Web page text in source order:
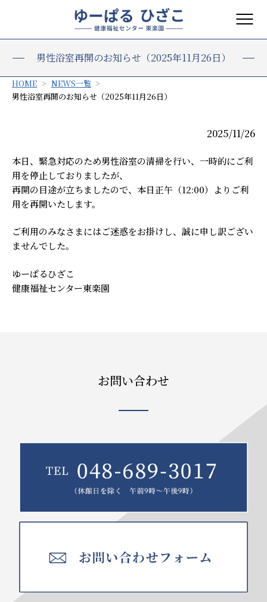
男性浴室再開のお知らせ（2025年11月26日）
HOME
NEWS一覧
男性浴室再開のお知らせ（2025年11月26日）
2025/11/26
本日、緊急対応のため男性浴室の清掃を行い、一時的にご利
用を停止しておりましたが、
再開の目途が立ちましたので、本日正午（12:00）よりご利
用を再開いたします。
ご利用のみなさまにはご迷惑をお掛けし、誠に申し訳ござい
ませんでした。
ゆーぱるひざこ
健康福祉センター東楽園
お問い合わせ